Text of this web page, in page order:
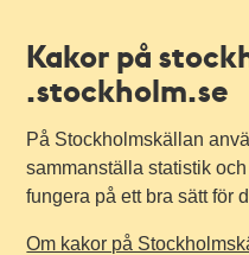
Kakor på
.stockholm.se
På Stockholmskällan
sammanställa statistik
fungera på ett bra sätt för
Om kakor på